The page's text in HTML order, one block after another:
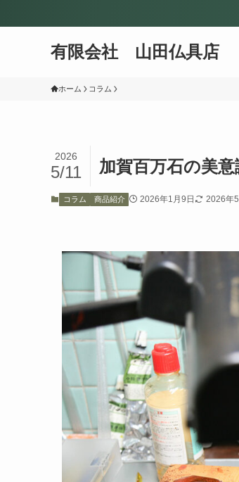
有限会社 山田仏具店
ホーム コラム
加賀百万石の美
2026
5/11
コラム 商品紹介 2026年1月9日 2026年